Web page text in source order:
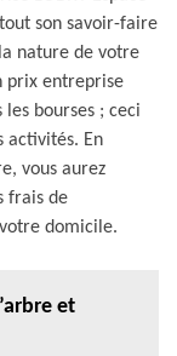
son savoir-faire
nature de votre
prix entreprise
bourses ; ceci
activités. En
vous aurez
frais de
domicile.
et